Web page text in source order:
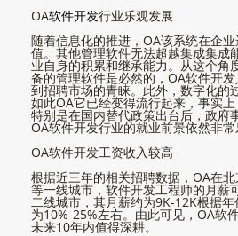
OA软件开发行业乐观发展
随着信息化的推进，OA该系统在企
值。其他管理软件无法超越集成集成
业自身的积累和继承能力。从这个角
备的管理软件是必然的，OA软件开
到招聘市场的青睐。此外，数字化的
如此OA它已经变得流行起来，事实
特别是在国内替代政策出台后，政府
OA软件开发行业的就业前景依然非常
OA软件开发工资收入较高
根据近三年的相关招聘数据，OA在
等一线城市，软件开发工程师的月薪
二线城市，其月薪约为9K-12K根据
为10%-25%左右。由此可见，OA软
未来10年内值得深耕。